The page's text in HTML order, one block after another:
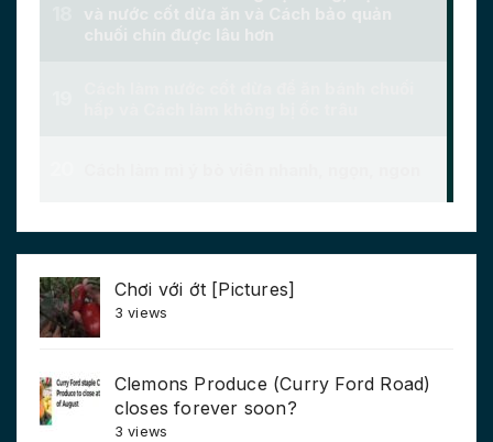
Chơi với ớt [Pictures]
3 views
Clemons Produce (Curry Ford Road)
closes forever soon?
3 views